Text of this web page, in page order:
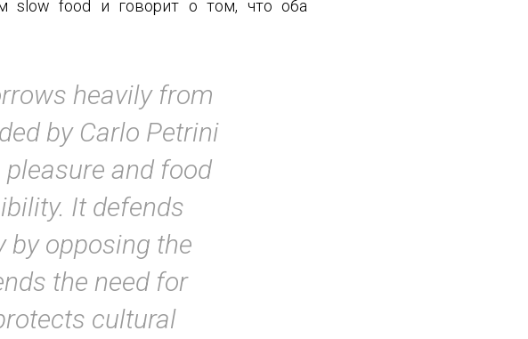
slow food и говорит о том, что оба
heavily from
by Carlo Petrini
and food
It defends
by opposing the
the need for
cultural